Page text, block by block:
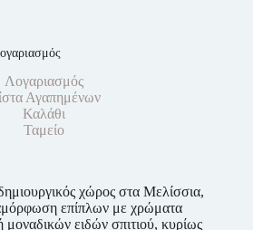
Λογαριασμός
Αγαπημένων
Καλάθι
Ταμείο
χώρος στα Μελίσσια,
επίπλων με χρώματα
μοναδικών ειδών σπιτιού, κυρίως